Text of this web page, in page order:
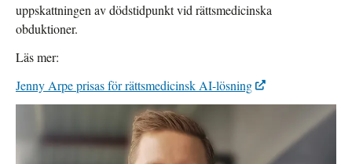
uppskattningen av dödstidpunkt vid rättsmedicinska
obduktioner.
Läs mer:
Jenny Arpe prisas för rättsmedicinsk AI-lösning